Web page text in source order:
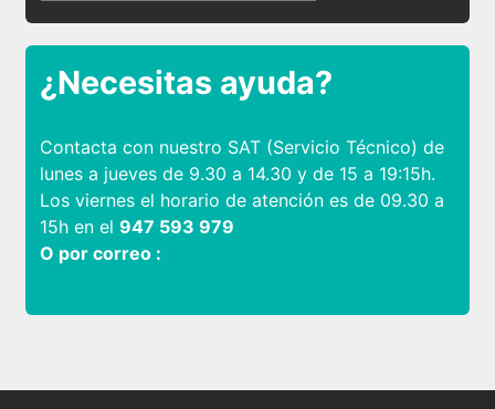
¿Necesitas ayuda?
Contacta con nuestro SAT (Servicio Técnico) de
lunes a jueves de 9.30 a 14.30 y de 15 a 19:15h.
Los viernes el horario de atención es de 09.30 a
15h en el 947 593 979
O por correo :